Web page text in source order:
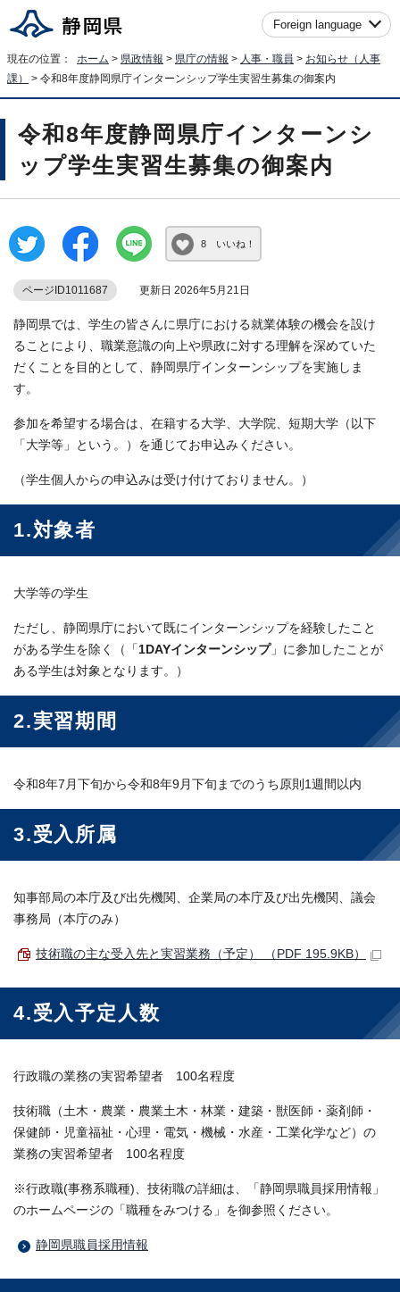
Foreign language
現在の位置： ホーム > 県政情報 > 県庁の情報 > 人事・職員 > お知らせ（人事
課）
> 令和8年度静岡県庁インターンシップ学生実習生募集の御案内
令和8年度静岡県庁インターンシ
ップ学生実習生募集の御案内
8 いいね！
ページID1011687 更新日 2026年5月21日
静岡県では、学生の皆さんに県庁における就業体験の機会を設け
ることにより、職業意識の向上や県政に対する理解を深めていた
だくことを目的として、静岡県庁インターンシップを実施しま
す。
参加を希望する場合は、在籍する大学、大学院、短期大学（以下
「大学等」という。）を通じてお申込みください。
（学生個人からの申込みは受け付けておりません。）
1.対象者
大学等の学生
ただし、静岡県庁において既にインターンシップを経験したこと
がある学生を除く（「 1DAYインターンシップ」に参加したことが
ある学生は対象となります。）
2.実習期間
令和8年7月下旬から令和8年9月下旬までのうち原則1週間以内
3.受入所属
知事部局の本庁及び出先機関、企業局の本庁及び出先機関、議会
事務局（本庁のみ）
技術職の主な受入先と実習業務（予定） （PDF 195.9KB）
4.受入予定人数
行政職の業務の実習希望者 100名程度
技術職（土木・農業・農業土木・林業・建築・獣医師・薬剤師・
保健師・児童福祉・心理・電気・機械・水産・工業化学など）の
業務の実習希望者 100名程度
※行政職(事務系職種)、技術職の詳細は、「静岡県職員採用情報」
のホームページの「職種をみつける」を御参照ください。
静岡県職員採用情報